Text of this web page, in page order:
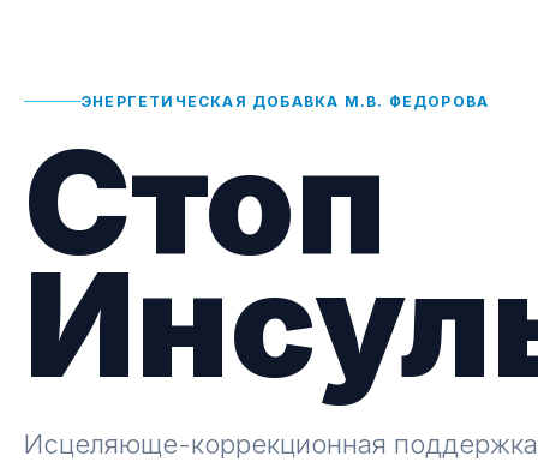
ЭНЕРГЕТИЧЕСКАЯ ДОБАВКА М.В. ФЕДОРОВА
Стоп
Исцеляюще-коррекционная